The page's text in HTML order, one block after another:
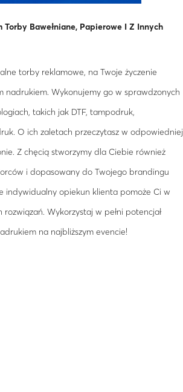
Bawełniane, Papierowe I Z Innych
torby reklamowe, na Twoje życzenie
nadrukiem. Wykonujemy go w sprawdzonych
takich jak DTF, tampodruk,
O ich zaletach przeczytasz w odpowiedniej
Z chęcią stworzymy dla Ciebie również
i dopasowany do Twojego brandingu
indywidualny opiekun klienta pomoże Ci w
Wykorzystaj w pełni potencjał
na najbliższym evencie!